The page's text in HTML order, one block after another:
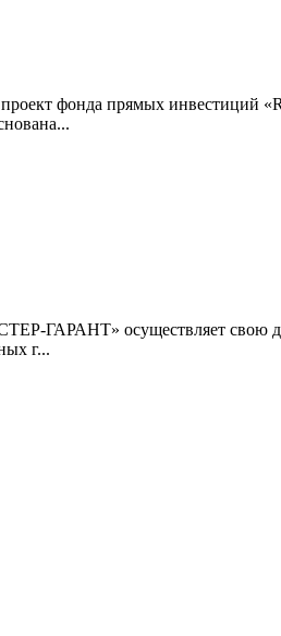
фонда прямых инвестиций
ГАРАНТ» осуществляет свою
г...